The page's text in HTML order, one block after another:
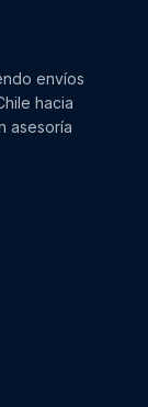
envíos
hacia
asesoría